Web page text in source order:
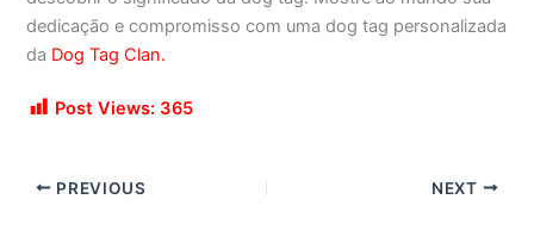
dedicação e compromisso com uma dog tag personalizada
da Dog Tag Clan.
Post Views: 365
PREVIOUS NEXT